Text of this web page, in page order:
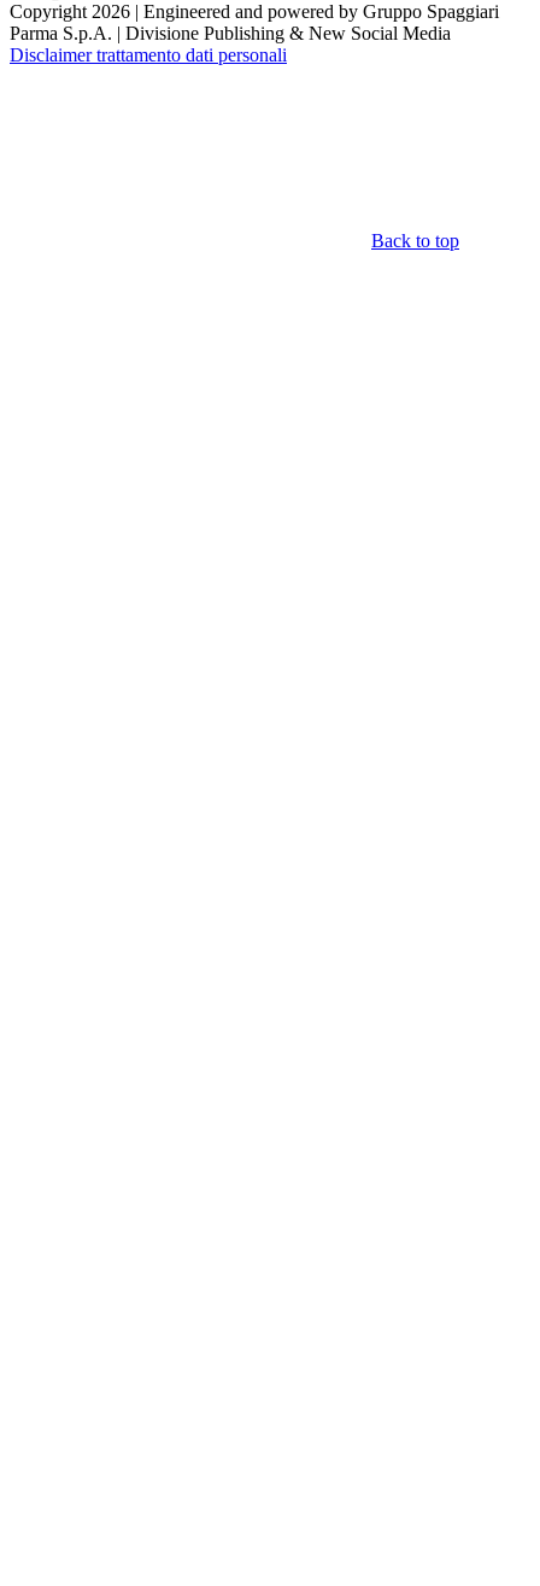
Copyright 2026 | Engineered and powered by Gruppo Spaggiari
Parma S.p.A. | Divisione Publishing & New Social Media
Disclaimer trattamento dati personali
Back to top